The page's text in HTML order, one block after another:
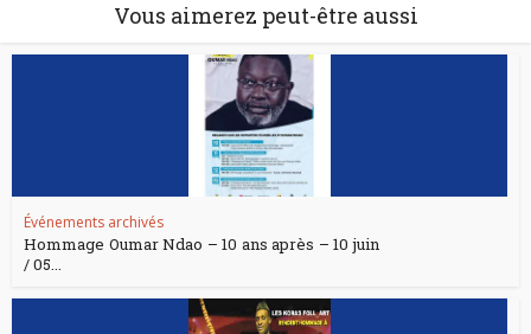
Vous aimerez peut-être aussi
Événements archivés
Hommage Oumar Ndao – 10 ans après – 10 juin
/ 05...